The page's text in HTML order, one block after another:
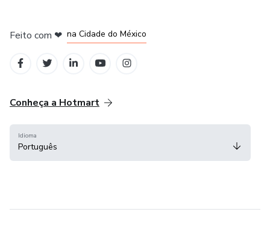
Feito com ❤ na Cidade do México
Conheça a Hotmart
Idioma
Português